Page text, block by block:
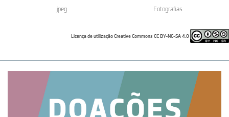
.jpeg Fotografias
Licença de utilização Creative Commons CC BY-NC-SA 4.0